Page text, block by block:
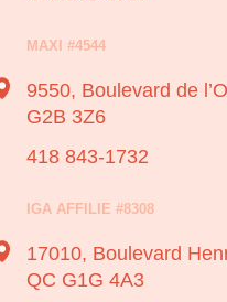
MAXI #4544
9550, Boulevard de
G2B 3Z6
418 843-1732
IGA AFFILIE #8308
17010, Boulevard
QC G1G 4A3